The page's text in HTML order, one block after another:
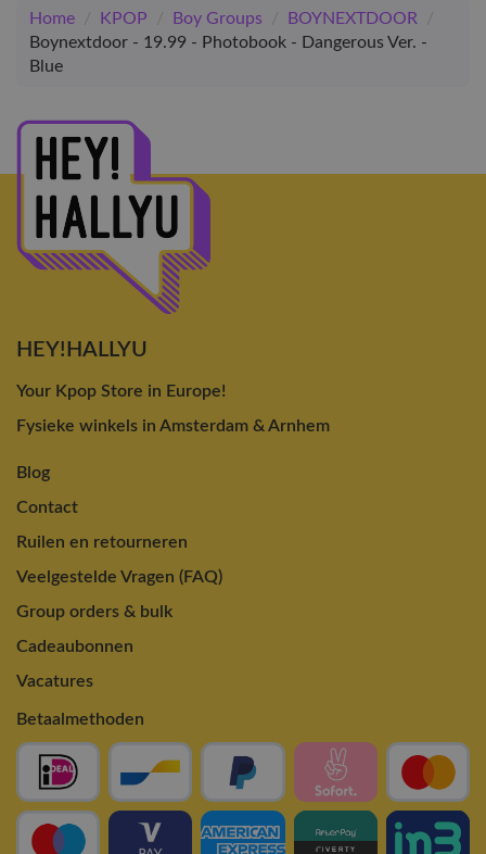
Home / KPOP / Boy Groups / BOYNEXTDOOR
/
Boynextdoor - 19.99 - Photobook - Dangerous Ver. -
Blue
HEY!HALLYU
Your Kpop Store in Europe!
Fysieke winkels in Amsterdam & Arnhem
Blog
Contact
Ruilen en retourneren
Veelgestelde Vragen (FAQ)
Group orders & bulk
Cadeaubonnen
Vacatures
Betaalmethoden